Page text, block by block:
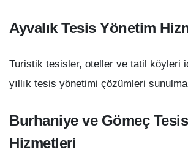
Ayvalık Tesis Yönetim
Turistik tesisler, oteller ve tatil köyleri
yıllık tesis yönetimi çözümleri
Burhaniye ve Gömeç
Hizmetleri